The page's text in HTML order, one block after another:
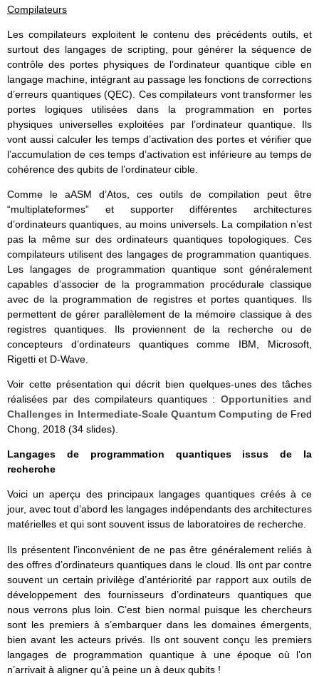
Compilateurs
Les compilateurs exploitent le contenu des précédents outils, et
surtout des langages de scripting, pour générer la séquence de
contrôle des portes physiques de l’ordinateur quantique cible en
langage machine, intégrant au passage les fonctions de corrections
d’erreurs quantiques (QEC). Ces compilateurs vont transformer les
portes logiques utilisées dans la programmation en portes
physiques universelles exploitées par l’ordinateur quantique. Ils
vont aussi calculer les temps d’activation des portes et vérifier que
l’accumulation de ces temps d’activation est inférieure au temps de
cohérence des qubits de l’ordinateur cible.
Comme le aASM d’Atos, ces outils de compilation peut être
“multiplateformes” et supporter différentes architectures
d’ordinateurs quantiques, au moins universels. La compilation n’est
pas la même sur des ordinateurs quantiques topologiques. Ces
compilateurs utilisent des langages de programmation quantiques.
Les langages de programmation quantique sont généralement
capables d’associer de la programmation procédurale classique
avec de la programmation de registres et portes quantiques. Ils
permettent de gérer parallèlement de la mémoire classique à des
registres quantiques. Ils proviennent de la recherche ou de
concepteurs d’ordinateurs quantiques comme IBM, Microsoft,
Rigetti et D-Wave.
Voir cette présentation qui décrit bien quelques-unes des tâches
réalisées par des compilateurs quantiques : Opportunities and
Challenges in Intermediate-Scale Quantum Computing de Fred
Chong, 2018 (34 slides).
Langages de programmation quantiques issus de la
recherche
Voici un aperçu des principaux langages quantiques créés à ce
jour, avec tout d’abord les langages indépendants des architectures
matérielles et qui sont souvent issus de laboratoires de recherche.
Ils présentent l’inconvénient de ne pas être généralement reliés à
des offres d’ordinateurs quantiques dans le cloud. Ils ont par contre
souvent un certain privilège d’antériorité par rapport aux outils de
développement des fournisseurs d’ordinateurs quantiques que
nous verrons plus loin. C’est bien normal puisque les chercheurs
sont les premiers à s’embarquer dans les domaines émergents,
bien avant les acteurs privés. Ils ont souvent conçu les premiers
langages de programmation quantique à une époque où l’on
n’arrivait à aligner qu’à peine un à deux qubits !